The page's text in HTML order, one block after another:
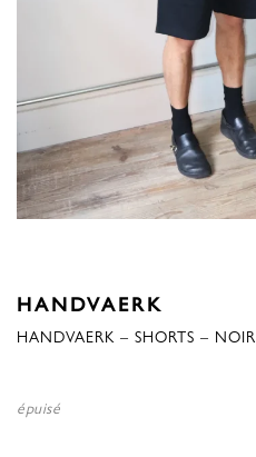
HANDVAERK
HANDVAERK – SHORTS – NOIR
épuisé